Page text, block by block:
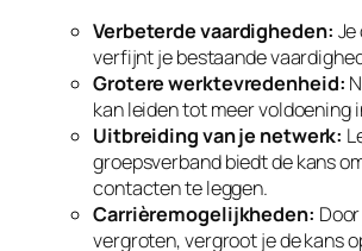
Verbeterde vaardigheden:
verfijnt je bestaande
Grotere werktevredenheid:
kan leiden tot meer voldoening
Uitbreiding van je netwerk:
groepsverband biedt de kans
contacten te leggen.
Carrièremogelijkheden:
vergroten, vergroot je de kans